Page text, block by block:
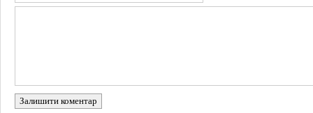
Залишити коментар